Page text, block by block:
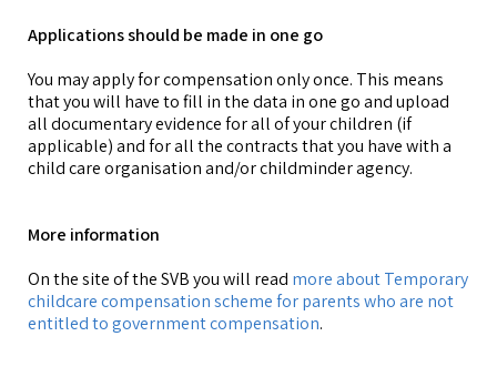
Applications should be made in one go
You may apply for compensation only once. This means
that you will have to fill in the data in one go and upload
all documentary evidence for all of your children (if
applicable) and for all the contracts that you have with a
child care organisation and/or childminder agency.
More information
On the site of the SVB you will read more about Temporary
childcare compensation scheme for parents who are not
entitled to government compensation.